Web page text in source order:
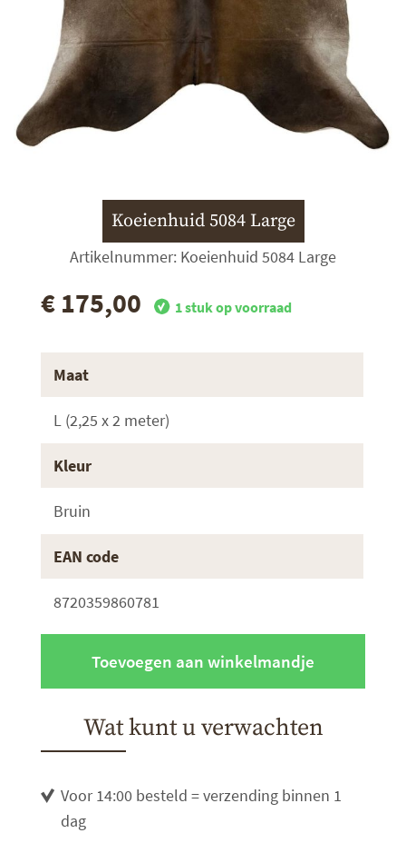
Koeienhuid 5084 Large
Artikelnummer: Koeienhuid 5084 Large
€ 175,00 1 stuk op voorraad
Maat
L (2,25 x 2 meter)
Kleur
Bruin
EAN code
8720359860781
Toevoegen aan winkelmandje
Wat kunt u verwachten
Voor 14:00 besteld = verzending binnen 1
dag